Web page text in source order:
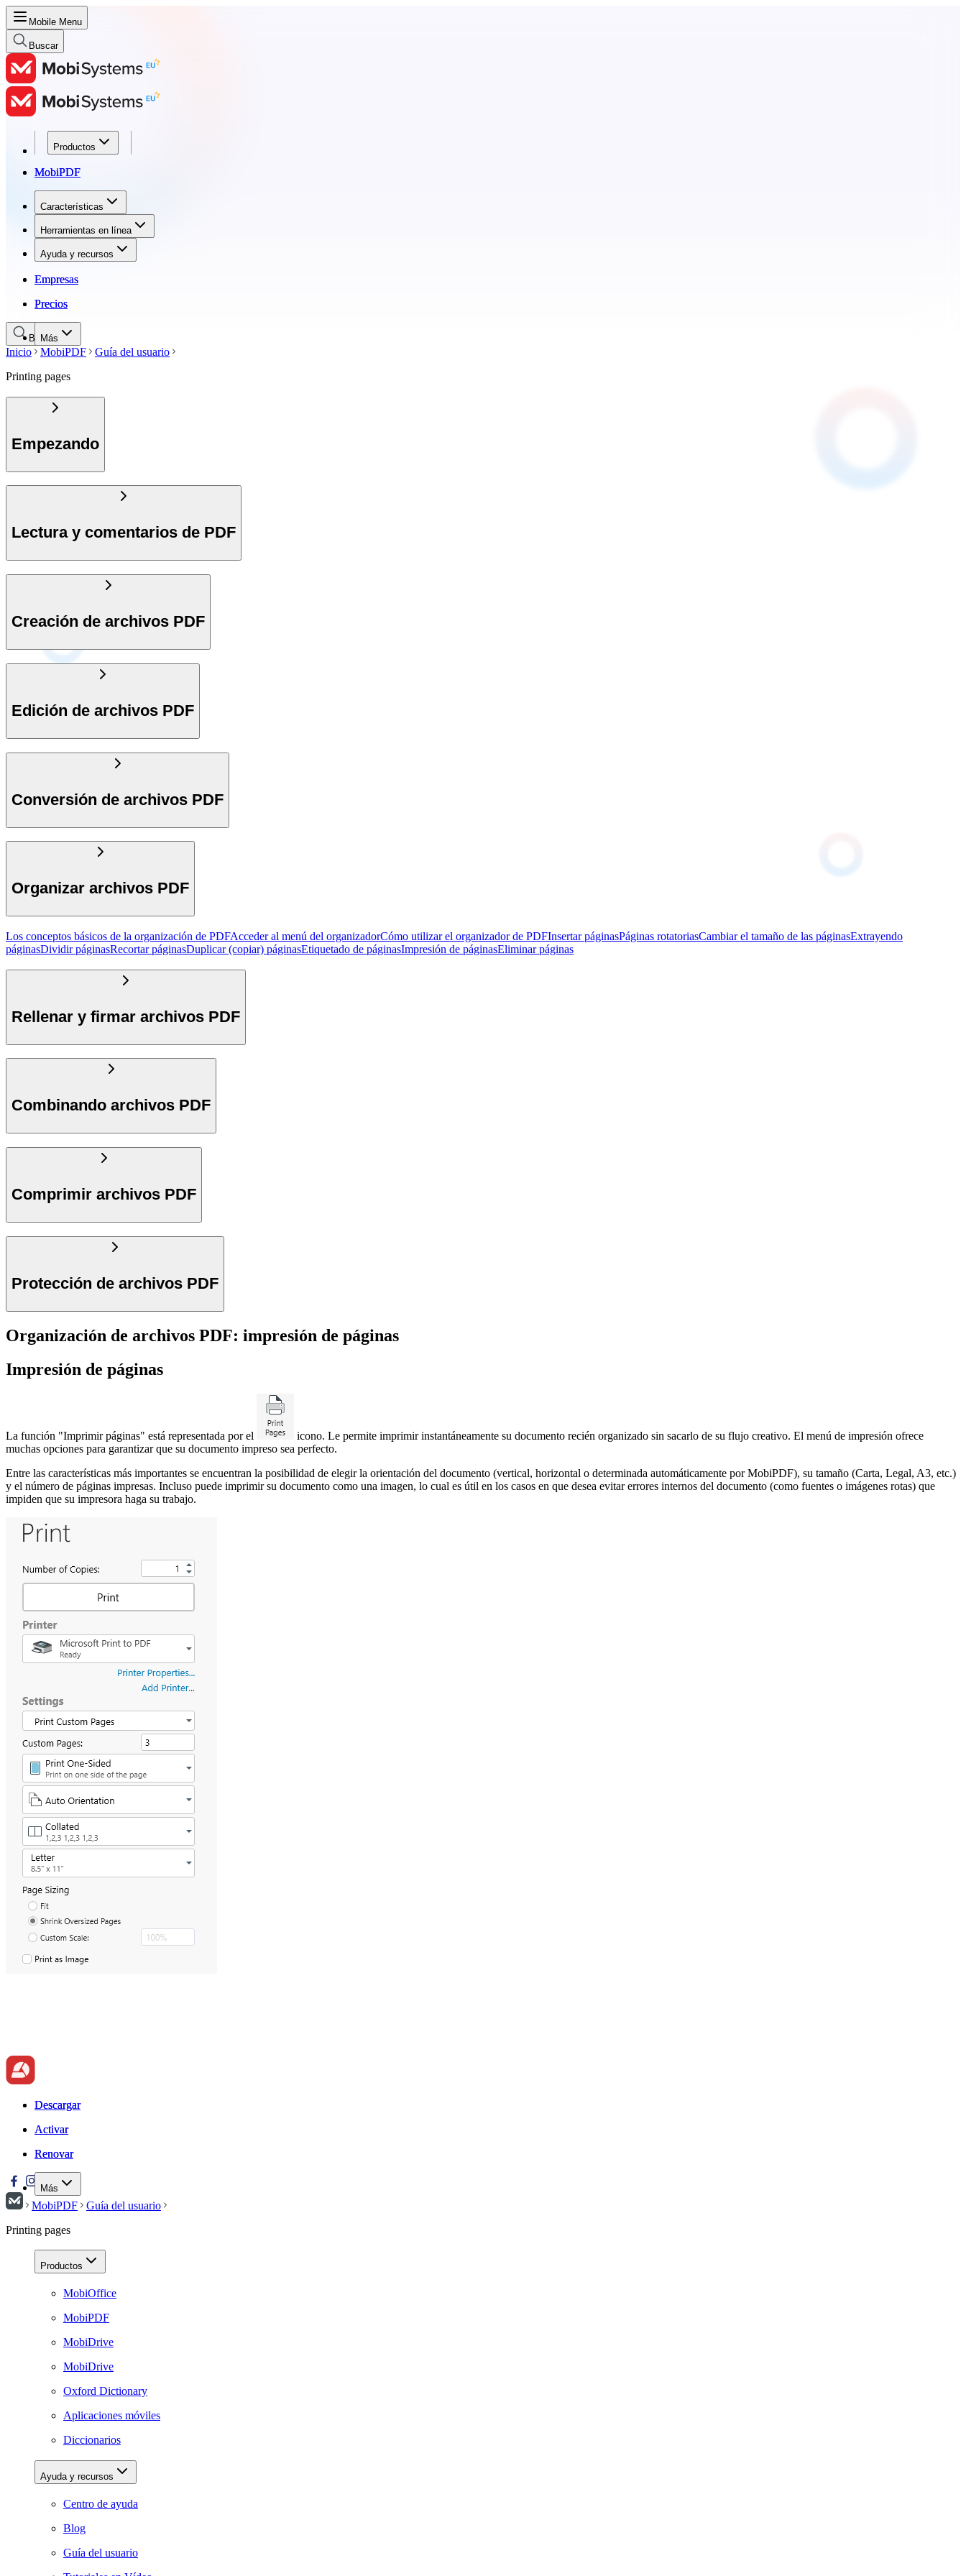
Mobile Menu
Buscar
Productos
MobiPDF
Características
Herramientas en línea
Ayuda y recursos
Empresas
Precios
Más
Productos
MobiPDF
Características
Herramientas en línea
Ayuda y recursos
Empresas
Precios
Buscar
Inicio MobiPDF
Guía del usuario
Printing pages
Empezando
Lectura y comentarios de PDF
Creación de archivos PDF
Edición de archivos PDF
Conversión de archivos PDF
Organizar archivos PDF
Los conceptos básicos de la organización de PDFAcceder al menú del organizadorCómo utilizar el organizador de PDFInsertar páginasPáginas rotatoriasCambiar el tamaño de las páginasExtrayendo
páginasDividir páginasRecortar páginasDuplicar (copiar) páginasEtiquetado de páginasImpresión de páginasEliminar páginas
Rellenar y firmar archivos PDF
Combinando archivos PDF
Comprimir archivos PDF
Protección de archivos PDF
Organización de archivos PDF: impresión de páginas
Impresión de páginas
La función "Imprimir páginas" está representada por el
icono. Le permite imprimir instantáneamente su documento recién organizado sin sacarlo de su flujo creativo. El menú de impresión ofrece
muchas opciones para garantizar que su documento impreso sea perfecto.
Entre las características más importantes se encuentran la posibilidad de elegir la orientación del documento (vertical, horizontal o determinada automáticamente por MobiPDF), su tamaño (Carta, Legal, A3, etc.)
y el número de páginas impresas. Incluso puede imprimir su documento como una imagen, lo cual es útil en los casos en que desea evitar errores internos del documento (como fuentes o imágenes rotas) que
impiden que su impresora haga su trabajo.
Descargar
Activar
Renovar
Más
Descargar
Activar
Renovar
MobiPDF
Guía del usuario
Printing pages
Productos
MobiOffice
MobiPDF
MobiDrive
MobiDrive
Oxford Dictionary
Aplicaciones móviles
Diccionarios
Ayuda y recursos
Centro de ayuda
Blog
Guía del usuario